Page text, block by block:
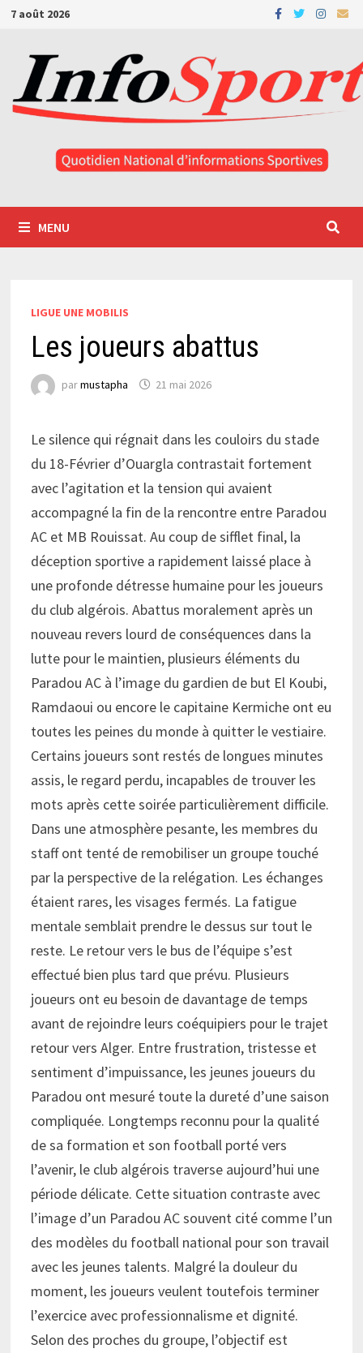
Passer
contenu
7 août 2026
MENU
LIGUE UNE MOBILIS
Les joueurs abattus
parmustapha 21 mai 2026
Le silence qui régnait dans les couloirs du stade
du 18-Février d’Ouargla contrastait fortement
avec l’agitation et la tension qui avaient
accompagné la fin de la rencontre entre Paradou
AC et MB Rouissat. Au coup de sifflet final, la
déception sportive a rapidement laissé place à
une profonde détresse humaine pour les joueurs
du club algérois. Abattus moralement après un
nouveau revers lourd de conséquences dans la
lutte pour le maintien, plusieurs éléments du
Paradou AC à l’image du gardien de but El Koubi,
Ramdaoui ou encore le capitaine Kermiche ont eu
toutes les peines du monde à quitter le vestiaire.
Certains joueurs sont restés de longues minutes
assis, le regard perdu, incapables de trouver les
mots après cette soirée particulièrement difficile.
Dans une atmosphère pesante, les membres du
staff ont tenté de remobiliser un groupe touché
par la perspective de la relégation. Les échanges
étaient rares, les visages fermés. La fatigue
mentale semblait prendre le dessus sur tout le
reste. Le retour vers le bus de l’équipe s’est
effectué bien plus tard que prévu. Plusieurs
joueurs ont eu besoin de davantage de temps
avant de rejoindre leurs coéquipiers pour le trajet
retour vers Alger. Entre frustration, tristesse et
sentiment d’impuissance, les jeunes joueurs du
Paradou ont mesuré toute la dureté d’une saison
compliquée. Longtemps reconnu pour la qualité
de sa formation et son football porté vers
l’avenir, le club algérois traverse aujourd’hui une
période délicate. Cette situation contraste avec
l’image d’un Paradou AC souvent cité comme l’un
des modèles du football national pour son travail
avec les jeunes talents. Malgré la douleur du
moment, les joueurs veulent toutefois terminer
l’exercice avec professionnalisme et dignité.
Selon des proches du groupe, l’objectif est